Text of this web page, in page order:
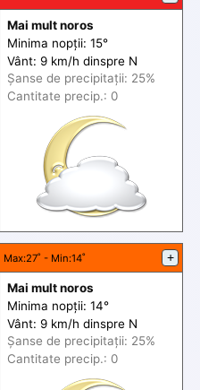
Mai mult noros
Minima nopții: 15°
Vânt: 9 km/h dinspre N
Șanse de precipitații: 25%
Cantitate precip.: 0
Max:27˚ - Min:14˚ +
Mai mult noros
Minima nopții: 14°
Vânt: 9 km/h dinspre N
Șanse de precipitații: 25%
Cantitate precip.: 0